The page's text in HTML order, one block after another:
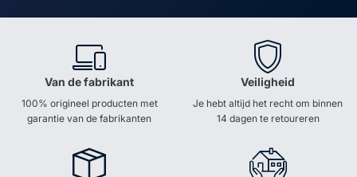
Van de fabrikant
100% origineel producten met
garantie van de fabrikanten
Veiligheid
Je hebt altijd het recht om binnen
14 dagen te retoureren